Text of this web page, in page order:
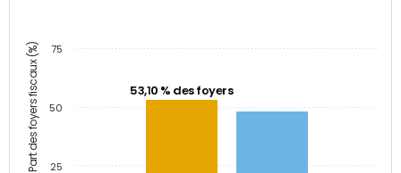
Part des foyers fiscaux (%) 53,10 % des foyers
25
50
75